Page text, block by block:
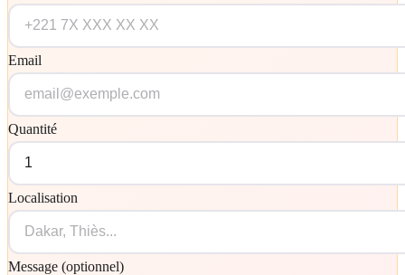
Email
Quantité
Localisation
Message (optionnel)